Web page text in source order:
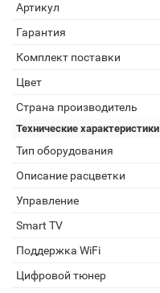
Артикул
Гарантия
Комплект поставки
Цвет
Страна производитель
Технические характеристики
Тип оборудования
Описание расцветки
Управление
Smart TV
Поддержка WiFi
Цифровой тюнер